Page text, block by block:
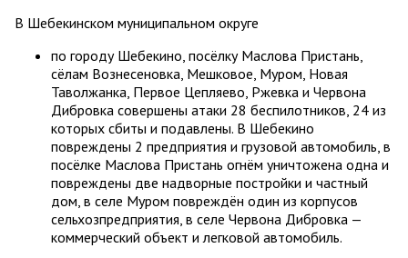
В Шебекинском муниципальном округе
по городу Шебекино, посёлку Маслова Пристань,
сёлам Вознесеновка, Мешковое, Муром, Новая
Таволжанка, Первое Цепляево, Ржевка и Червона
Дибровка совершены атаки 28 беспилотников, 24 из
которых сбиты и подавлены. В Шебекино
повреждены 2 предприятия и грузовой автомобиль, в
посёлке Маслова Пристань огнём уничтожена одна и
повреждены две надворные постройки и частный
дом, в селе Муром повреждён один из корпусов
сельхозпредприятия, в селе Червона Дибровка —
коммерческий объект и легковой автомобиль.